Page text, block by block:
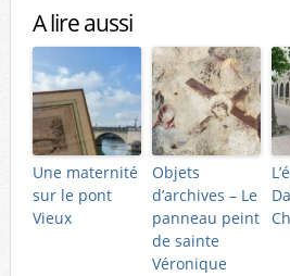
A lire aussi
Une maternité
sur le pont
Vieux
Objets
d’archives – Le
panneau peint
de sainte
Véronique